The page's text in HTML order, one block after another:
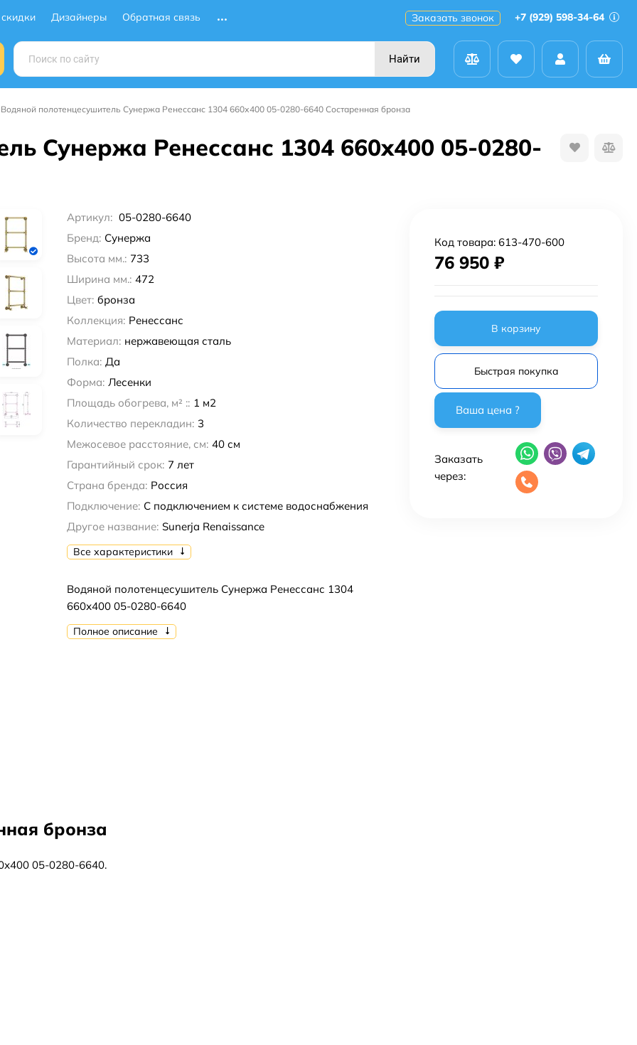
Дизайнеры Обратная связь Заказать звонок +7 (929) 598-34-64
Найти
Водяной полотенцесушитель Сунержа Ренессанс 1304 660х400 05-0280-6640 Состаренная бронза
Сунержа Ренессанс 1304 660х400 05-0280-
Артикул: 05-0280-6640
Бренд: Сунержа
Высота мм.: 733
Ширина мм.: 472
Цвет: бронза
Коллекция: Ренессанс
Материал: нержавеющая сталь
Полка: Да
Форма: Лесенки
Площадь обогрева, м² :: 1 м2
Количество перекладин: 3
Межосевое расстояние, см: 40 см
Гарантийный срок: 7 лет
Страна бренда: Россия
Подключение: С подключением к системе водоснабжения
Другое название: Sunerja Renaissance
Все характеристики
Водяной полотенцесушитель Сунержа Ренессанс 1304
660х400 05-0280-6640
Полное описание
Код товара: 613-470-600
76 950 ₽
В корзину
Быстрая покупка
Заказать
через:
бронза
05-0280-6640.